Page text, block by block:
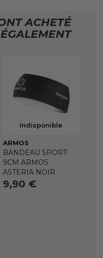
ACHETÉ
Indisponible
ARMOS
BANDEAU SPORT
9CM ARMOS
ASTERIA NOIR
9,90 €